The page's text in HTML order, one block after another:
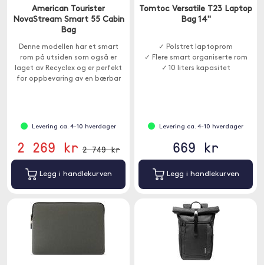
American Tourister
NovaStream Smart 55 Cabin
Bag
Denne modellen har et smart
rom på utsiden som også er
laget av Recyclex og er perfekt
for oppbevaring av en bærbar
Levering ca. 4-10 hverdager
2 269 kr 2 749 kr
Legg i handlekurven
Tomtoc Versatile T23 Laptop
Bag 14"
✓ Polstret laptoprom
✓ Flere smart organiserte rom
✓ 10 liters kapasitet
Levering ca. 4-10 hverdager
669 kr
Legg i handlekurven